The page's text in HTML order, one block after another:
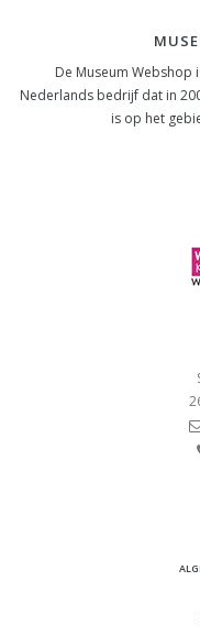
De Museum Webshop
Nederlands bedrijf dat in
is op het